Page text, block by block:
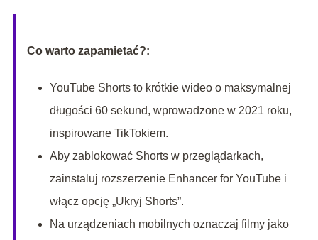
Co warto zapamietać?:
YouTube Shorts to krótkie wideo o maksymalnej
długości 60 sekund, wprowadzone w 2021 roku,
inspirowane TikTokiem.
Aby zablokować Shorts w przeglądarkach,
zainstaluj rozszerzenie Enhancer for YouTube i
włącz opcję „Ukryj Shorts”.
Na urządzeniach mobilnych oznaczaj filmy jako